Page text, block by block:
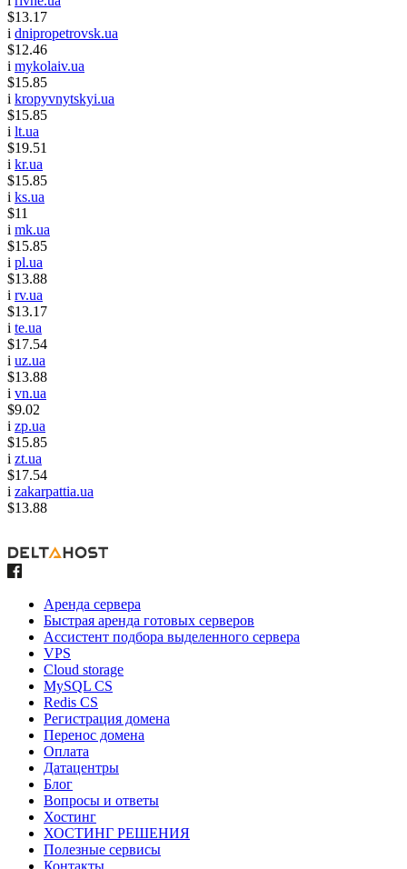
$13.17
i dnipropetrovsk.ua
$12.46
i mykolaiv.ua
$15.85
i kropyvnytskyi.ua
$15.85
i lt.ua
$19.51
i kr.ua
$15.85
i ks.ua
$11
i mk.ua
$15.85
i pl.ua
$13.88
i rv.ua
$13.17
i te.ua
$17.54
i uz.ua
$13.88
i vn.ua
$9.02
i zp.ua
$15.85
i zt.ua
$17.54
i zakarpattia.ua
$13.88
Аренда сервера
Быстрая аренда готовых серверов
Ассистент подбора выделенного сервера
VPS
Cloud storage
MySQL CS
Redis CS
Регистрация домена
Перенос домена
Оплата
Датацентры
Блог
Вопросы и ответы
Хостинг
ХОСТИНГ РЕШЕНИЯ
Полезные сервисы